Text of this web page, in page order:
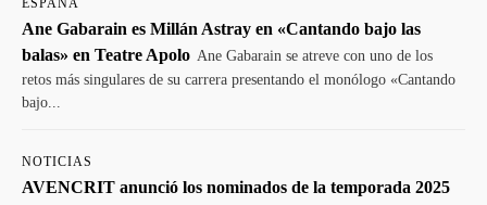
ESPAÑA
Ane Gabarain es Millán Astray en «Cantando bajo las
balas» en Teatre Apolo Ane Gabarain se atreve con uno de los
retos más singulares de su carrera presentando el monólogo «Cantando
bajo...
NOTICIAS
AVENCRIT anunció los nominados de la temporada 2025